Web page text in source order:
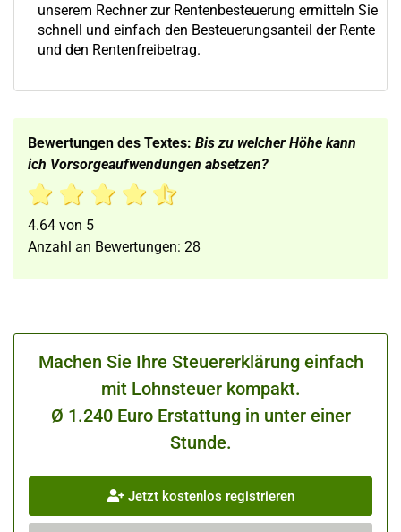
unserem Rechner zur Rentenbesteuerung ermitteln Sie
schnell und einfach den Besteuerungsanteil der Rente
und den Rentenfreibetrag.
Bewertungen des Textes: Bis zu welcher Höhe kann
ich Vorsorgeaufwendungen absetzen?
4.64 von 5
Anzahl an Bewertungen: 28
Machen Sie Ihre Steuererklärung einfach
mit Lohnsteuer kompakt.
Ø 1.240 Euro Erstattung in unter einer
Stunde.
Jetzt kostenlos registrieren